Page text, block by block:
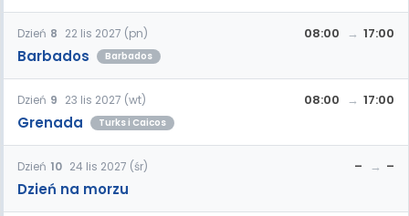
Dzień 8 22 lis 2027 (pn)
Barbados Barbados
08:00 17:00
Dzień 9 23 lis 2027 (wt)
Grenada Turks i Caicos
08:00 17:00
Dzień 10 24 lis 2027 (śr)
Dzień na morzu
– –